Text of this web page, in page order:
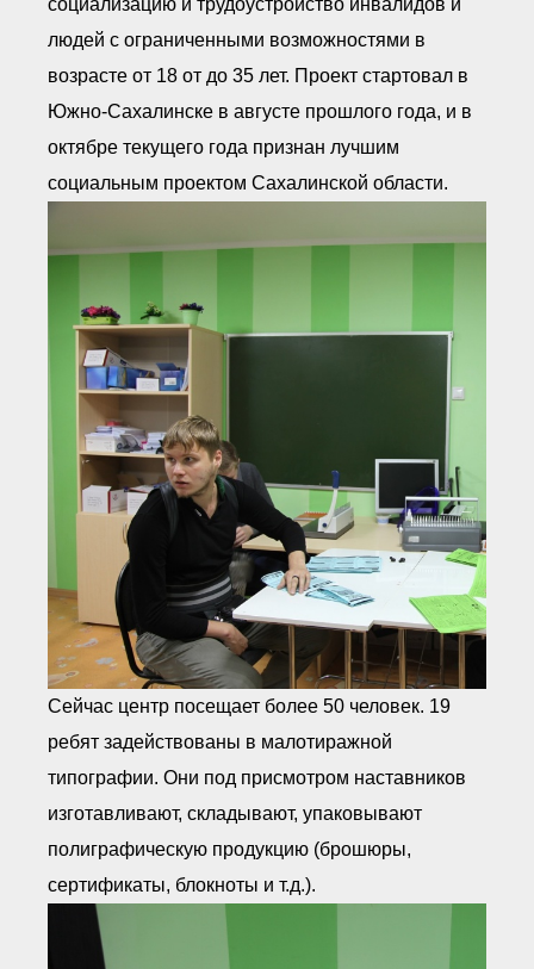
социализацию и трудоустройство инвалидов и
людей с ограниченными возможностями в
возрасте от 18 от до 35 лет. Проект стартовал в
Южно-Сахалинске в августе прошлого года, и в
октябре текущего года признан лучшим
социальным проектом Сахалинской области.
Сейчас центр посещает более 50 человек. 19
ребят задействованы в малотиражной
типографии. Они под присмотром наставников
изготавливают, складывают, упаковывают
полиграфическую продукцию (брошюры,
сертификаты, блокноты и т.д.).